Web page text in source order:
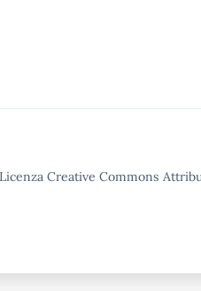
Creative Commons